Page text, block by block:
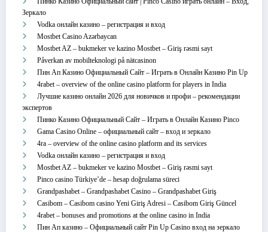
Зеркало
Vodka онлайн казино – регистрация и вход
Mostbet Casino Azərbaycan
Mostbet AZ – bukmeker ve kazino Mostbet – Giriş rəsmi sayt
Påverkan av mobilteknologi på nätcasinon
Пин Ап Казино Официальный Сайт – Играть в Онлайн Казино Pin Up
4rabet – overview of the online casino platform for players in India
Лучшие казино онлайн 2026 для новичков и профи – рекомендации
экспертов
Пинко Казино Официальный Сайт – Играть в Онлайн Казино Pinco
Gama Casino Online – официальный сайт – вход и зеркало
4ra – overview of the online casino platform and its services
Vodka онлайн казино – регистрация и вход
Mostbet AZ – bukmeker ve kazino Mostbet – Giriş rəsmi sayt
Pinco casino Türkiye’de – hesap doğrulama süreci
Grandpashabet – Grandpashabet Casino – Grandpashabet Giriş
Casibom – Casibom casino Yeni Giriş Adresi – Casibom Giriş Güncel
4rabet – bonuses and promotions at the online casino in India
Пин Ап казино – Официальный сайт Pin Up Casino вход на зеркало